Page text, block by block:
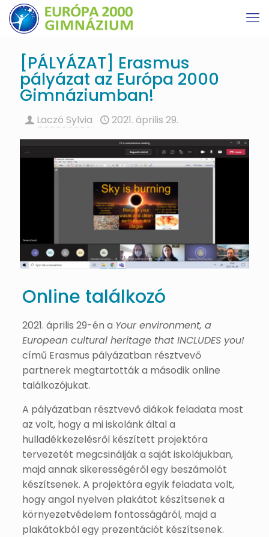
[PÁLYÁZAT] Erasmus
pályázat az Európa 2000
Gimnáziumban!
Laczó Sylvia 2021. április 29.
Online találkozó
2021. április 29-én a Your environment, a
European cultural heritage that INCLUDES you!
című Erasmus pályázatban résztvevő
partnerek megtartották a második online
találkozójukat.
A pályázatban résztvevő diákok feladata most
az volt, hogy a mi iskolánk által a
hulladékkezelésről készített projektóra
tervezetét megcsinálják a saját iskolájukban,
majd annak sikerességéről egy beszámolót
készítsenek. A projektóra egyik feladata volt,
hogy angol nyelven plakátot készítsenek a
környezetvédelem fontosságáról, majd a
plakátokból egy prezentációt készítsenek.